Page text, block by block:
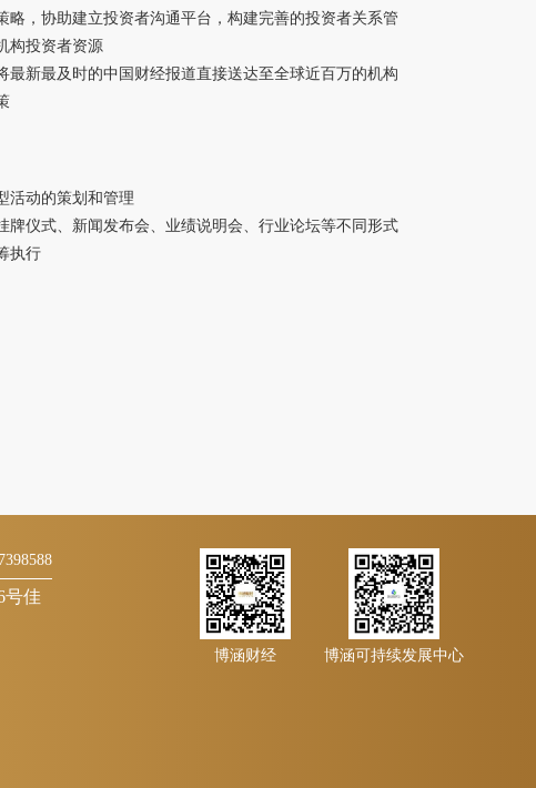
略，协助建立投资者沟通平台，构建完善的投资者关系管
构投资者资源
最新最及时的中国财经报道直接送达至全球近百万的机构
活动的策划和管理
牌仪式、新闻发布会、业绩说明会、行业论坛等不同形式
执行
号佳
博涵财经 博涵可持续发展中心